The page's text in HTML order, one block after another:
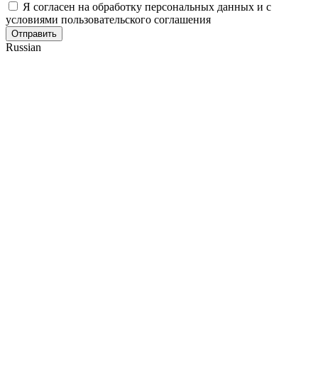
Я согласен на обработку персональных данных и с
условиями пользовательского соглашения
Отправить
Russian